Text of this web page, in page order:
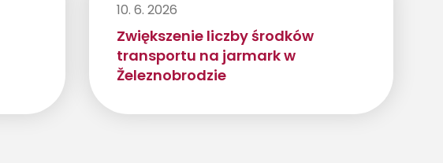
10. 6. 2026
Zwiększenie liczby środków
transportu na jarmark w
Železnobrodzie